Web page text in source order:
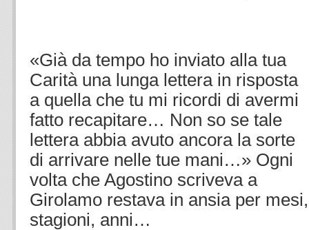
«Già da tempo ho inviato alla tua
Carità una lunga lettera in risposta
a quella che tu mi ricordi di avermi
fatto recapitare… Non so se tale
lettera abbia avuto ancora la sorte
di arrivare nelle tue mani…» Ogni
volta che Agostino scriveva a
Girolamo restava in ansia per mesi,
stagioni, anni…